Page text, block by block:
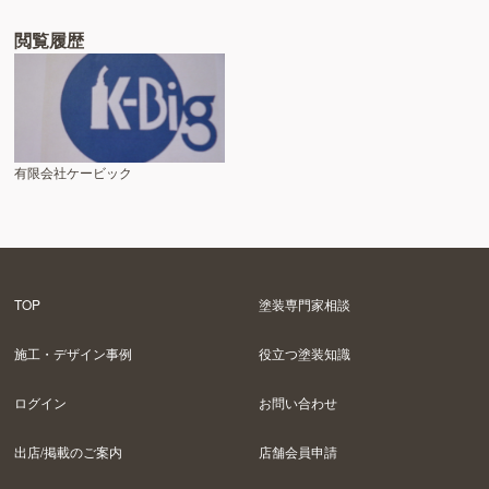
閲覧履歴
有限会社ケービック
TOP 塗装専門家相談
施工・デザイン事例 役立つ塗装知識
ログイン お問い合わせ
出店/掲載のご案内 店舗会員申請